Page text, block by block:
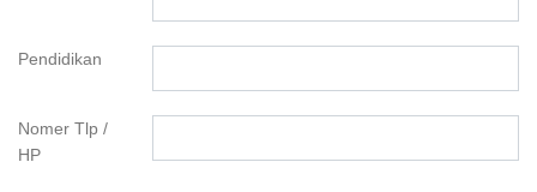
Pendidikan
Nomer Tlp /
HP